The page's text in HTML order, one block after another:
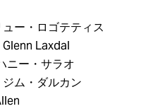
ー・ロゴテティス
Glenn Laxdal
ニー・サラオ
ジム・ダルカン